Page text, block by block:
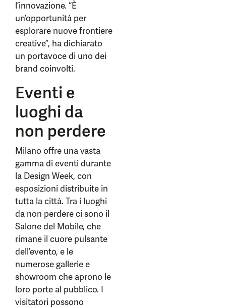
l’innovazione. “È
un’opportunità per
esplorare nuove frontiere
creative”, ha dichiarato
un portavoce di uno dei
brand coinvolti.
Eventi e
luoghi da
non perdere
Milano offre una vasta
gamma di eventi durante
la Design Week, con
esposizioni distribuite in
tutta la città. Tra i luoghi
da non perdere ci sono il
Salone del Mobile, che
rimane il cuore pulsante
dell’evento, e le
numerose gallerie e
showroom che aprono le
loro porte al pubblico. I
visitatori possono